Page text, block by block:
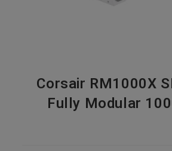
Corsair RM1000X
Fully Modular